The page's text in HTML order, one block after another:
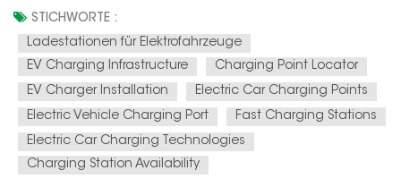
electric vehicle charging stations. In this article, we'll explore
how these charging stations are not only powering up el...
STICHWORTE :
Ladestationen für Elektrofahrzeuge
EV Charging Infrastructure
Charging Point Locator
EV Charger Installation
Electric Car Charging Points
Electric Vehicle Charging Port
Fast Charging Stations
Electric Car Charging Technologies
Charging Station Availability